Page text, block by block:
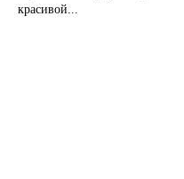
красивой...